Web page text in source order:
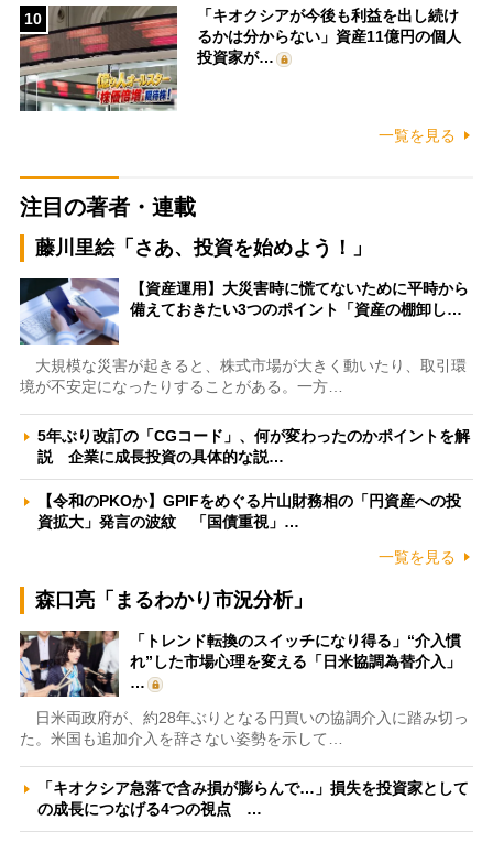
10
「キオクシアが今後も利益を出し続け
るかは分からない」資産11億円の個人
投資家が…
一覧を見る
注目の著者・連載
藤川里絵「さあ、投資を始めよう！」
【資産運用】大災害時に慌てないために平時から
備えておきたい3つのポイント「資産の棚卸し…
大規模な災害が起きると、株式市場が大きく動いたり、取引環
境が不安定になったりすることがある。一方…
5年ぶり改訂の「CGコード」、何が変わったのかポイントを解
説 企業に成長投資の具体的な説…
【令和のPKOか】GPIFをめぐる片山財務相の「円資産への投
資拡大」発言の波紋 「国債重視」…
一覧を見る
森口亮「まるわかり市況分析」
「トレンド転換のスイッチになり得る」“介入慣
れ”した市場心理を変える「日米協調為替介入」
…
日米両政府が、約28年ぶりとなる円買いの協調介入に踏み切っ
た。米国も追加介入を辞さない姿勢を示して…
「キオクシア急落で含み損が膨らんで…」損失を投資家として
の成長につなげる4つの視点 …